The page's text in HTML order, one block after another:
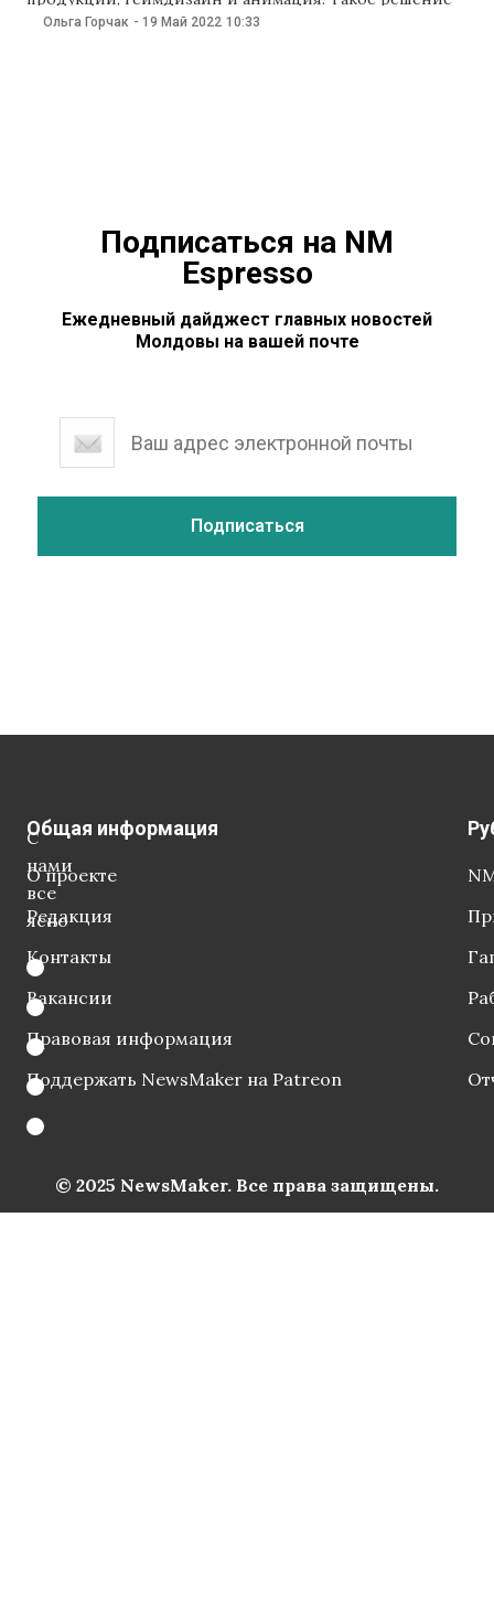
приняло 18 мая правительство. Обучать новым
специальностям будут преподаватели, которые
Ольга Горчак - 19 Май 2022 10:33
Подписаться на NM
Espresso
Ежедневный дайджест главных новостей
Молдовы на вашей почте
С
нами
все
ясно
Общая информация
О проекте
Редакция
Контакты
Вакансии
Правовая информация
Поддержать NewsMaker на Patreon
© 2025 NewsMaker. Все права защищены.